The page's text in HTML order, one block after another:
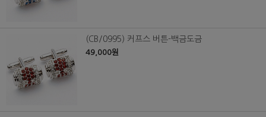
(CB/0995) 커프스 버튼-백금도금
49,000원